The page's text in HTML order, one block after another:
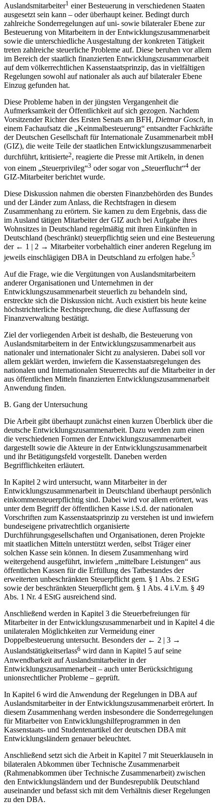
Auslandsmitarbeiter1 einer Besteuerung in verschiedenen Staaten
ausgesetzt sein kann – oder überhaupt keiner. Bedingt durch
zahlreiche Sonderregelungen auf uni- sowie bilateraler Ebene zur
Besteuerung von Mitarbeitern in der Entwicklungszusammenarbeit
sowie die unterschiedliche Ausgestaltung der konkreten Tätigkeit
treten zahlreiche steuerliche Probleme auf. Diese beruhen vor allem
im Bereich der staatlich finanzierten Entwicklungszusammenarbeit
auf dem völkerrechtlichen Kassenstaatsprinzip, das in vielfältigen
Regelungen sowohl auf nationaler als auch auf bilateraler Ebene
Einzug gefunden hat.
Diese Probleme haben in der jüngsten Vergangenheit die
Aufmerksamkeit der Öffentlichkeit auf sich gezogen. Nachdem
Vorsitzender Richter des Ersten Senats am BFH, Dietmar Gosch, in
einem Fachaufsatz die „Keinmalbesteuerung“ entsandter Fachkräfte
der Deutschen Gesellschaft für Internationale Zusammenarbeit mbH
(GIZ), die weite Teile der staatlichen Entwicklungszusammenarbeit
durchführt, kritisierte2, reagierte die Presse mit Artikeln, in denen
von einem „Steuerprivileg“3 oder sogar von „Steuerflucht“4 der
GIZ-Mitarbeiter berichtet wurde.
Diese Diskussion nahmen die obersten Finanzbehörden des Bundes
und der Länder zum Anlass, die Rechtsfragen in diesem
Zusammenhang zu erörtern. Sie kamen zu dem Ergebnis, dass die
im Ausland tätigen Mitarbeiter der GIZ auch bei Aufgabe ihres
Wohnsitzes in Deutschland regelmäßig mit ihren Einkünften in
Deutschland (beschränkt) steuerpflichtig seien und eine Besteuerung
der ← 1 | 2 → Mitarbeiter vorbehaltlich einer anderen Regelung im
jeweils einschlägigen DBA in Deutschland zu erfolgen habe.5
Auf die Frage, wie die Vergütungen von Auslandsmitarbeitern
anderer Organisationen und Unternehmen in der
Entwicklungszusammenarbeit steuerlich zu behandeln sind,
erstreckte sich die Diskussion nicht. Auch existiert bis heute keine
höchstrichterliche Rechtsprechung, die diese Auffassung der
Finanzverwaltung bestätigt.
Ziel der vorliegenden Arbeit ist deshalb, die Besteuerung von
Auslandsmitarbeitern in der Entwicklungszusammenarbeit aus
nationaler und internationaler Sicht zu analysieren. Dabei soll vor
allem geklärt werden, inwiefern die Kassenstaatsregelungen des
nationalen und Internationalen Steuerrechts auf die Mitarbeiter in der
aus öffentlichen Mitteln finanzierten Entwicklungszusammenarbeit
Anwendung finden.
B. Gang der Untersuchung
Die Arbeit gibt überhaupt zunächst einen kurzen Überblick über die
deutsche Entwicklungszusammenarbeit. Dazu werden zum einen
die verschiedenen Formen der Entwicklungszusammenarbeit
dargestellt sowie die Akteure in der Entwicklungszusammenarbeit
und ihr Betätigungsfeld vorgestellt. Daneben werden
Begrifflichkeiten erläutert.
In Kapitel 2 wird untersucht, wann Mitarbeiter in der
Entwicklungszusammenarbeit in Deutschland überhaupt persönlich
einkommensteuerpflichtig sind. Dabei wird vor allem erörtert, was
unter dem Begriff der öffentlichen Kasse i.S.d. der nationalen
Vorschriften zum Kassenstaatsprinzip zu verstehen ist und inwiefern
bundeseigene privatrechtlich organisierte
Durchführungsgesellschaften und Organisationen, deren Projekte
mit staatlichen Mitteln unterstützt werden, selbst Träger einer
solchen Kasse sein können. In diesem Zusammenhang wird
weitergehend ausgeführt, inwiefern „mittelbare Leistungen“ aus
öffentlichen Kassen für die Erfüllung des Tatbestandes der
erweiterten unbeschränkten Steuerpflicht gem. § 1 Abs. 2 EStG
sowie der beschränkten Steuerpflicht gem. § 1 Abs. 4 i.V.m. § 49
Abs. 1 Nr. 4 EStG ausreichend sind.
Anschließend werden in Kapitel 3 die Steuerbefreiungen für
Mitarbeiter in der Entwicklungszusammenarbeit und in Kapitel 4 die
unilateralen Möglichkeiten zur Vermeidung einer
Doppelbesteuerung untersucht. Besonders der ← 2 | 3 →
Auslandstätigkeitserlass6 wird dann in Kapitel 5 auf seine
Anwendbarkeit auf Auslandsmitarbeiter in der
Entwicklungszusammenarbeit – auch unter Berücksichtigung
unionsrechtlicher Probleme – geprüft.
In Kapitel 6 wird die Anwendung der Regelungen in DBA auf
Auslandsmitarbeiter in der Entwicklungszusammenarbeit erörtert. In
diesem Zusammenhang werden insbesondere die Sonderregelungen
für Mitarbeiter von Entwicklungshilfeprogrammen in den
Kassenstaats- und Studentenartikel der deutschen DBA mit
Entwicklungsländern genauer beleuchtet.
Anschließend setzt sich die Arbeit in Kapitel 7 mit Steuerklauseln in
bilateralen Abkommen über Technische Zusammenarbeit
(Rahmenabkommen über Technische Zusammenarbeit) zwischen
den Entwicklungsländern und der Bundesrepublik Deutschland
auseinander und befasst sich mit dem Verhältnis dieser Regelungen
zu den DBA.